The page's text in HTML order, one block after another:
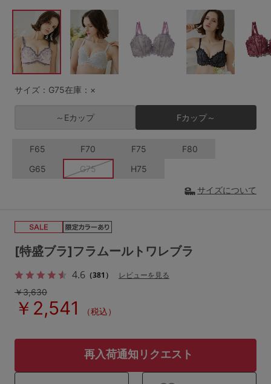
H70 H75
SS
L LL
L-CD L-EF
サイズの表示を閉じる
～999円 1,000～1,999円
2,000～2,999円 3,000～3,999円
4,000円～
セールアイテムから探す
セールアイテム
その他から探す
ランキング
高評価レビューアイテム
[特盛ブラ]フラムールトワレブラ
4.6（381）
レビューを見る
￥3,630
￥2,541 （税込）
サイズ：G75在庫：×
～Eカップ Fカップ～
F65 F70 F75
F80
G65
G75 H75
サイズについて
再入荷通知リクエスト